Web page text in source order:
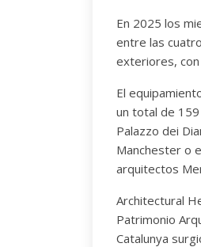
En 2025 los
entre las
exteriores, con
El
un total de
Palazzo dei
Manchester o
arquitectos
Architectural
Patrimonio
Catalunya